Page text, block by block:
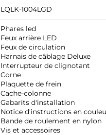
LQLK-1004LGD
Phares led
Feux arrière LED
Feux de circulation
Harnais de câblage Deluxe
Interrupteur de clignotant
Corne
Plaquette de frein
Cache-colonne
Gabarits d'installation
Notice d'instructions en
Bande de roulement en nylon
Vis et accessoires